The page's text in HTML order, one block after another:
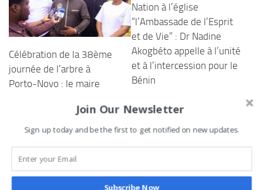
Célébration de la 38ème
journée de l’arbre à
Porto-Novo : le maire
la SE Isabelle Essou
réaffirment leur
Porto-Novo une ville plus
verte
Nation à l’église
“l’Ambassade de l’Esprit
et de Vie” : Dr Nadine
Akogbéto appelle à l’unité
et à l’intercession pour le
Bénin
Join Our Newsletter
Sign up today and be the first to get notified on new updates.
Subscribe Now